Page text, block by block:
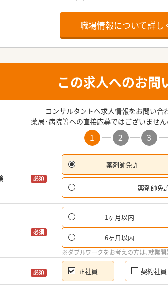
職場情報について詳し
この求人へのお問
コンサルタントへ求人情報をお問い合
薬局・病院等への直接応募ではございません
1 2 3
必須
薬剤師免許
薬剤師免
必須
1ヶ月以内
6ヶ月以内
※ダブルワークをお考えの方は、就業
必須 正社員 契約社員